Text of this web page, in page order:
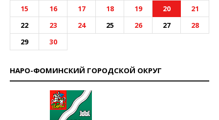
15
16 17 18 19 20
21
22
23 24 25 26 27
28
29
30
НАРО-ФОМИНСКИЙ ГОРОДСКОЙ ОКРУГ